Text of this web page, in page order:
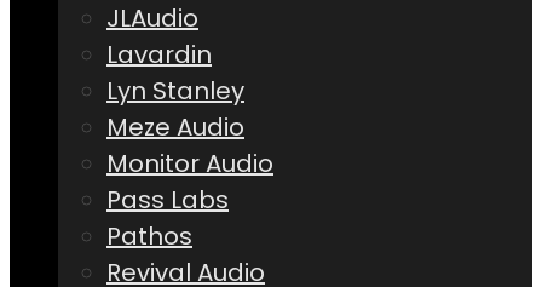
JLAudio
Lavardin
Lyn Stanley
Meze Audio
Monitor Audio
Pass Labs
Pathos
Revival Audio